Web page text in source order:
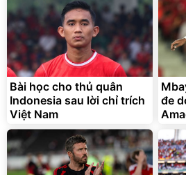
Bài học cho thủ quân
Indonesia sau lời chỉ trích
Việt Nam
đe